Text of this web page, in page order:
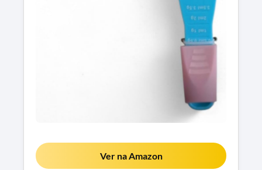
Ver na Amazon